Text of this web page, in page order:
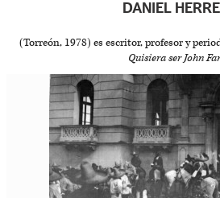
DANIEL
(Torreón, 1978) es escritor, profesor y
Quisiera ser John